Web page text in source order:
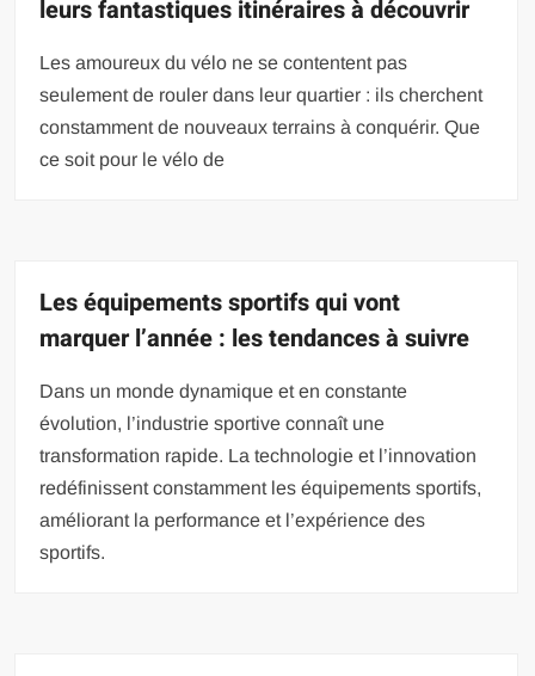
leurs fantastiques itinéraires à découvrir
Les amoureux du vélo ne se contentent pas
seulement de rouler dans leur quartier : ils cherchent
constamment de nouveaux terrains à conquérir. Que
ce soit pour le vélo de
Les équipements sportifs qui vont
marquer l’année : les tendances à suivre
Dans un monde dynamique et en constante
évolution, l’industrie sportive connaît une
transformation rapide. La technologie et l’innovation
redéfinissent constamment les équipements sportifs,
améliorant la performance et l’expérience des
sportifs.